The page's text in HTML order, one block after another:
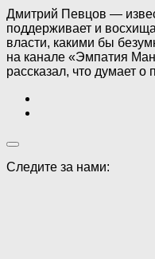
Дмитрий Певцов —
поддерживает и
власти, какими бы
на канале «Эмпатия
рассказал, что думает о
Следите за нами: